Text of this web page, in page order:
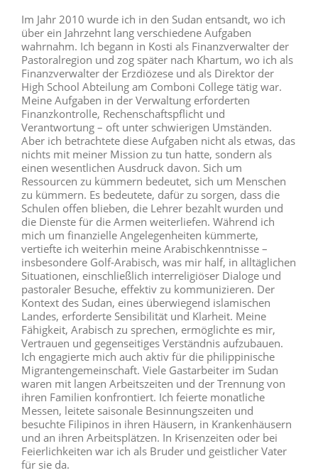
Im Jahr 2010 wurde ich in den Sudan entsandt, wo ich
über ein Jahrzehnt lang verschiedene Aufgaben
wahrnahm. Ich begann in Kosti als Finanzverwalter der
Pastoralregion und zog später nach Khartum, wo ich als
Finanzverwalter der Erzdiözese und als Direktor der
High School Abteilung am Comboni College tätig war.
Meine Aufgaben in der Verwaltung erforderten
Finanzkontrolle, Rechenschaftspflicht und
Verantwortung – oft unter schwierigen Umständen.
Aber ich betrachtete diese Aufgaben nicht als etwas, das
nichts mit meiner Mission zu tun hatte, sondern als
einen wesentlichen Ausdruck davon. Sich um
Ressourcen zu kümmern bedeutet, sich um Menschen
zu kümmern. Es bedeutete, dafür zu sorgen, dass die
Schulen offen blieben, die Lehrer bezahlt wurden und
die Dienste für die Armen weiterliefen. Während ich
mich um finanzielle Angelegenheiten kümmerte,
vertiefte ich weiterhin meine Arabischkenntnisse –
insbesondere Golf-Arabisch, was mir half, in alltäglichen
Situationen, einschließlich interreligiöser Dialoge und
pastoraler Besuche, effektiv zu kommunizieren. Der
Kontext des Sudan, eines überwiegend islamischen
Landes, erforderte Sensibilität und Klarheit. Meine
Fähigkeit, Arabisch zu sprechen, ermöglichte es mir,
Vertrauen und gegenseitiges Verständnis aufzubauen.
Ich engagierte mich auch aktiv für die philippinische
Migrantengemeinschaft. Viele Gastarbeiter im Sudan
waren mit langen Arbeitszeiten und der Trennung von
ihren Familien konfrontiert. Ich feierte monatliche
Messen, leitete saisonale Besinnungszeiten und
besuchte Filipinos in ihren Häusern, in Krankenhäusern
und an ihren Arbeitsplätzen. In Krisenzeiten oder bei
Feierlichkeiten war ich als Bruder und geistlicher Vater
für sie da.